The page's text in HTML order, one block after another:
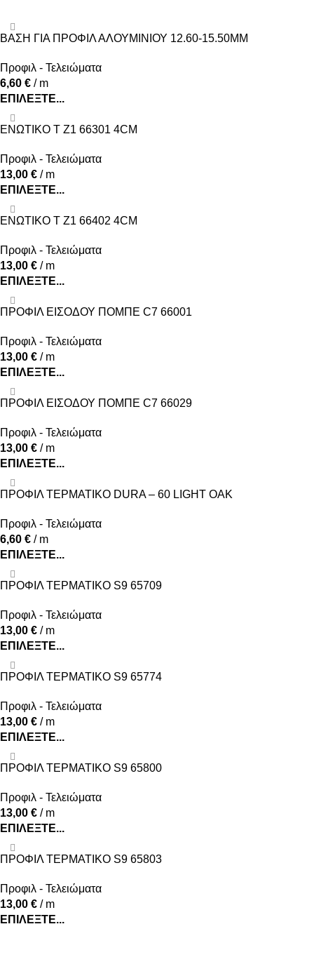
ΒΑΣΗ ΓΙΑ ΠΡΟΦΙΛ ΑΛΟΥΜΙΝΙΟΥ 12.60-15.50MM
Προφιλ - Τελειώματα
6,60 € / m
ΕΠΙΛΈΞΤΕ...
ΕΝΩΤΙΚΟ Τ Ζ1 66301 4CM
Προφιλ - Τελειώματα
13,00 € / m
ΕΠΙΛΈΞΤΕ...
ΕΝΩΤΙΚΟ Τ Ζ1 66402 4CM
Προφιλ - Τελειώματα
13,00 € / m
ΕΠΙΛΈΞΤΕ...
ΠΡΟΦΙΛ ΕΙΣΟΔΟΥ ΠΟΜΠΕ C7 66001
Προφιλ - Τελειώματα
13,00 € / m
ΕΠΙΛΈΞΤΕ...
ΠΡΟΦΙΛ ΕΙΣΟΔΟΥ ΠΟΜΠΕ C7 66029
Προφιλ - Τελειώματα
13,00 € / m
ΕΠΙΛΈΞΤΕ...
ΠΡΟΦΙΛ ΤΕΡΜΑΤΙΚΟ DURA – 60 LIGHT OAK
Προφιλ - Τελειώματα
6,60 € / m
ΕΠΙΛΈΞΤΕ...
ΠΡΟΦΙΛ ΤΕΡΜΑΤΙΚΟ S9 65709
Προφιλ - Τελειώματα
13,00 € / m
ΕΠΙΛΈΞΤΕ...
ΠΡΟΦΙΛ ΤΕΡΜΑΤΙΚΟ S9 65774
Προφιλ - Τελειώματα
13,00 € / m
ΕΠΙΛΈΞΤΕ...
ΠΡΟΦΙΛ ΤΕΡΜΑΤΙΚΟ S9 65800
Προφιλ - Τελειώματα
13,00 € / m
ΕΠΙΛΈΞΤΕ...
ΠΡΟΦΙΛ ΤΕΡΜΑΤΙΚΟ S9 65803
Προφιλ - Τελειώματα
13,00 € / m
ΕΠΙΛΈΞΤΕ...